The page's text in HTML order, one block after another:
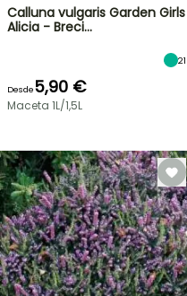
Calluna vulgaris Garden Girls
Alicia - Breci…
21
Desde5,90 €
Maceta 1L/1,5L